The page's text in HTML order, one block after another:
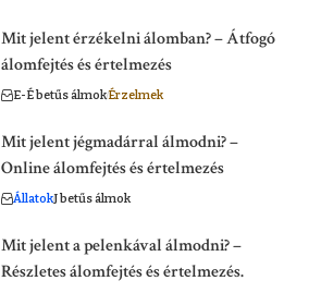
Mit jelent érzékelni álomban? – Átfogó
álomfejtés és értelmezés
E-É betűs álmokÉrzelmek
Mit jelent jégmadárral álmodni? –
Online álomfejtés és értelmezés
ÁllatokJ betűs álmok
Mit jelent a pelenkával álmodni? –
Részletes álomfejtés és értelmezés.